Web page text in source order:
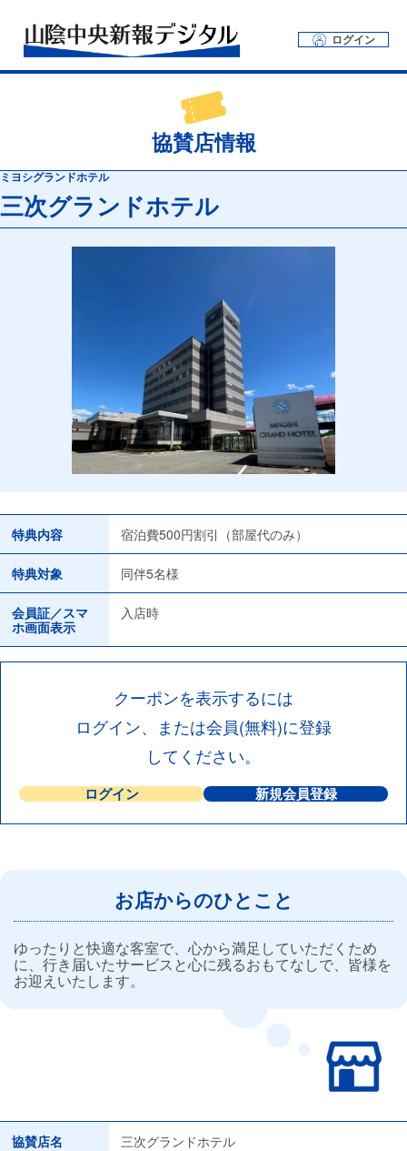
ログイン
協賛店情報
ミヨシグランドホテル
三次グランドホテル
特典内容 宿泊費500円割引（部屋代のみ）
特典対象 同伴5名様
会員証／スマ
ホ画面表示
入店時
クーポンを表示するには
ログイン、または会員(無料)に登録
してください。
ログイン 新規会員登録
お店からのひとこと
ゆったりと快適な客室で、心から満足していただくため
に、行き届いたサービスと心に残るおもてなしで、皆様を
お迎えいたします。
協賛店名 三次グランドホテル